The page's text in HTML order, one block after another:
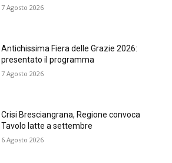
7 Agosto 2026
Antichissima Fiera delle Grazie 2026:
presentato il programma
7 Agosto 2026
Crisi Bresciangrana, Regione convoca
Tavolo latte a settembre
6 Agosto 2026